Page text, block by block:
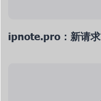
ipnote.pro：新请求